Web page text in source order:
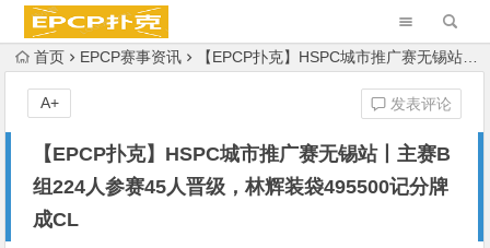
首页 EPCP赛事资讯 【EPCP扑克】HSPC城市推广赛无锡站丨主赛B组224人参赛45人晋级，林辉装袋495500记分牌成CL
【EPCP扑克】HSPC城市推广赛无锡站丨主赛B
组224人参赛45人晋级，林辉装袋495500记分牌
成CL
发表评论
A+